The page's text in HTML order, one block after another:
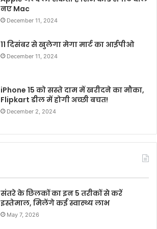
नए Mac
December 11, 2024
11 दिसंबर से खुलेगा मेगा मार्ट का आईपीओ
December 11, 2024
iPhone 15 को सस्ते दाम में खरीदने का मौका,
Flipkart डील में होगी अच्छी बचत!
December 2, 2024
संतरे के छिलकों का इन 5 तरीकों से करें
इस्तेमाल, मिलेंगे कई स्वास्थ्य लाभ
May 7, 2026